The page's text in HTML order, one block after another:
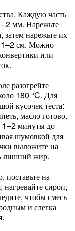
Каждую часть
мм. Нарежьте
нарежьте их
1–2 см. Можно
или
разогрейте
180 °C. Для
кусочек теста:
масло готово.
1–2 минуты до
шумовкой для
выложите на
лишний жир.
поставьте на
сироп,
чтобы смесь
и слегка